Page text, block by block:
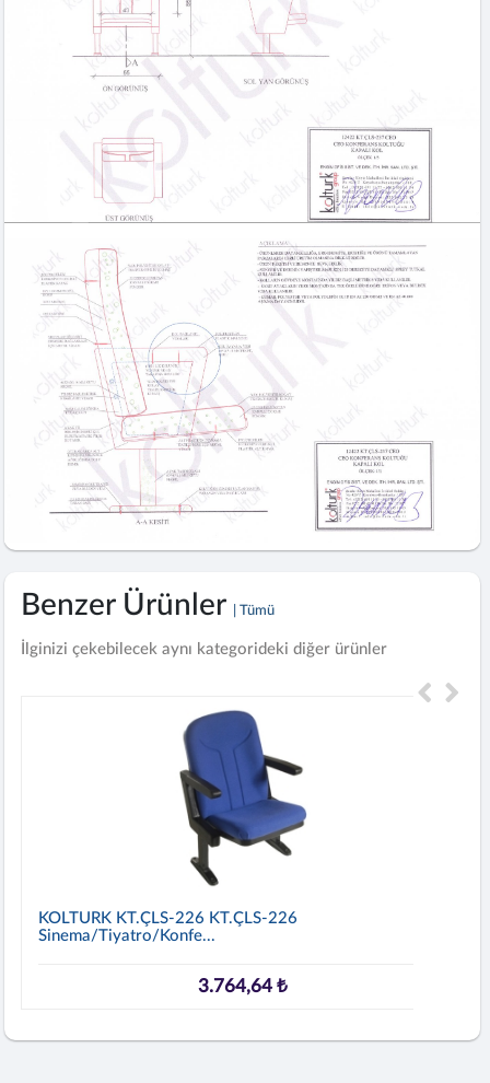
Benzer Ürünler | Tümü
İlginizi çekebilecek aynı kategorideki diğer ürünler
KOLTURK KT.ÇLS-226 KT.ÇLS-226
Sinema/Tiyatro/Konfe...
3.764,64 ₺